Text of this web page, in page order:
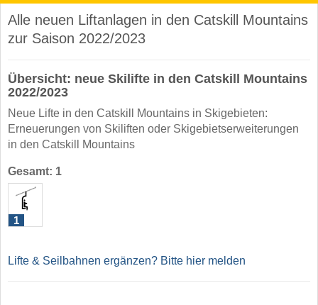
Alle neuen Liftanlagen in den Catskill Mountains
zur Saison 2022/2023
Übersicht: neue Skilifte in den Catskill Mountains
2022/2023
Neue Lifte in den Catskill Mountains in Skigebieten:
Erneuerungen von Skiliften oder Skigebietserweiterungen
in den Catskill Mountains
Gesamt: 1
1
Lifte & Seilbahnen ergänzen? Bitte hier melden